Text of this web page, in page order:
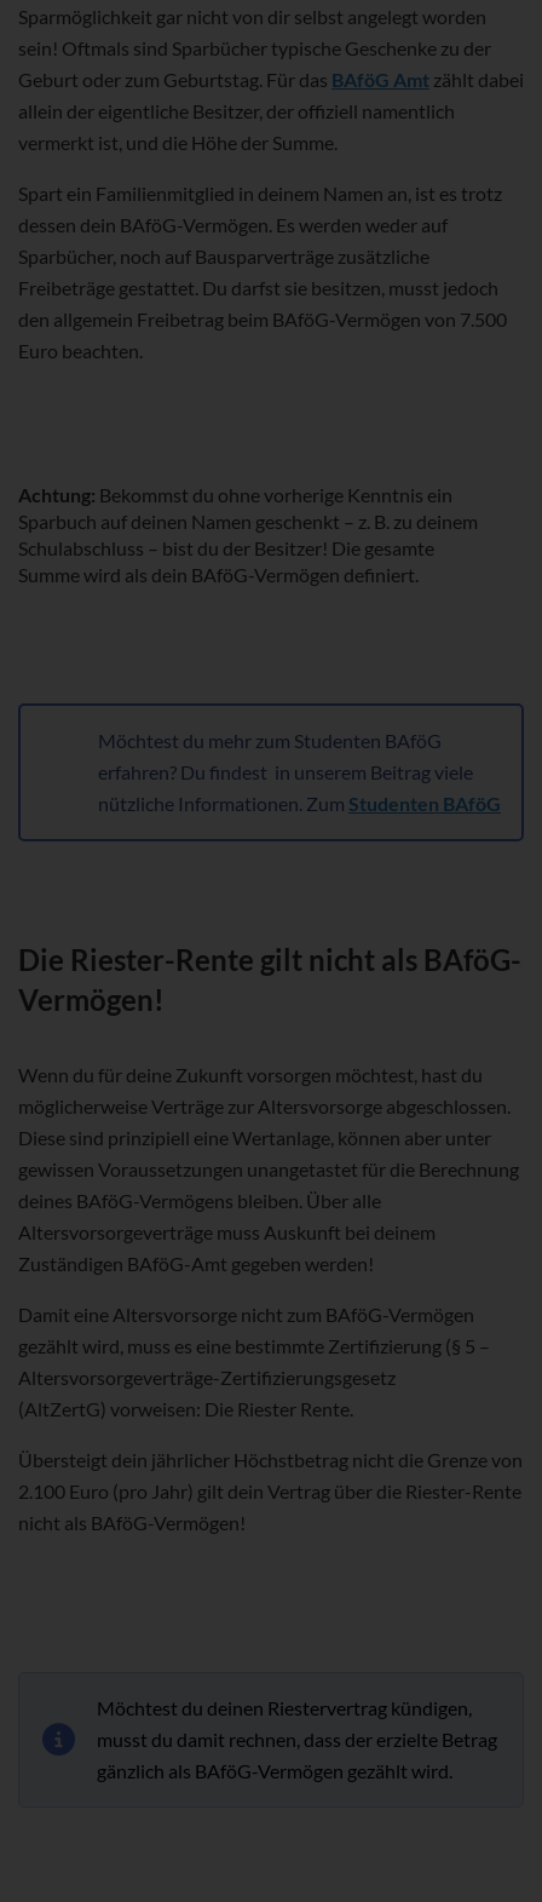
Sparmöglichkeit gar nicht von dir selbst angelegt worden
sein! Oftmals sind Sparbücher typische Geschenke zu der
Geburt oder zum Geburtstag. Für das BAföG Amt zählt dabei
allein der eigentliche Besitzer, der offiziell namentlich
vermerkt ist, und die Höhe der Summe.
Spart ein Familienmitglied in deinem Namen an, ist es trotz
dessen dein BAföG-Vermögen. Es werden weder auf
Sparbücher, noch auf Bausparverträge zusätzliche
Freibeträge gestattet. Du darfst sie besitzen, musst jedoch
den allgemein Freibetrag beim BAföG-Vermögen von 7.500
Euro beachten.
Achtung: Bekommst du ohne vorherige Kenntnis ein
Sparbuch auf deinen Namen geschenkt – z. B. zu deinem
Schulabschluss – bist du der Besitzer! Die gesamte
Summe wird als dein BAföG-Vermögen definiert.
Möchtest du mehr zum Studenten BAföG
erfahren? Du findest in unserem Beitrag viele
nützliche Informationen. Zum Studenten BAföG
Die Riester-Rente gilt nicht als BAföG-
Vermögen!
Wenn du für deine Zukunft vorsorgen möchtest, hast du
möglicherweise Verträge zur Altersvorsorge abgeschlossen.
Diese sind prinzipiell eine Wertanlage, können aber unter
gewissen Voraussetzungen unangetastet für die Berechnung
deines BAföG-Vermögens bleiben. Über alle
Altersvorsorgeverträge muss Auskunft bei deinem
Zuständigen BAföG-Amt gegeben werden!
Damit eine Altersvorsorge nicht zum BAföG-Vermögen
gezählt wird, muss es eine bestimmte Zertifizierung (§ 5 –
Altersvorsorgeverträge-Zertifizierungsgesetz
(AltZertG) vorweisen: Die Riester Rente.
Übersteigt dein jährlicher Höchstbetrag nicht die Grenze von
2.100 Euro (pro Jahr) gilt dein Vertrag über die Riester-Rente
nicht als BAföG-Vermögen!
Möchtest du deinen Riestervertrag kündigen,
musst du damit rechnen, dass der erzielte Betrag
gänzlich als BAföG-Vermögen gezählt wird.